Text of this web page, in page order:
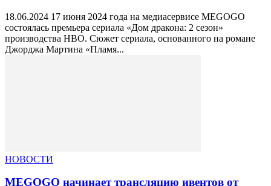
18.06.2024 17 июня 2024 года на медиасервисе MEGOGO
состоялась премьера сериала «Дом дракона: 2 сезон»
производства HBO. Сюжет сериала, основанного на романе
Джорджа Мартина «Пламя...
НОВОСТИ
MEGOGO начинает трансляцию ивентов от